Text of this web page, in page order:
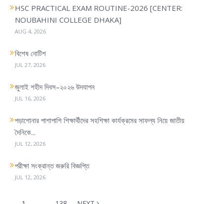
a
t
i
n
HSC PRACTICAL EXAM ROUTINE-2026 [CENTER:
NOUBAHINI COLLEGE DHAKA]
AUG 4, 2026
বিশেষ নোটিশ
JUL 27, 2026
জুলাই শহীদ দিবস–২০২৬ উদযাপন
JUL 16, 2026
পড়াশোনার পাশাপাশি শিক্ষার্থীদের সহশিক্ষা কার্যক্রমের সাফল্য নিয়ে জাতীয়
দৈনিকে...
JUL 12, 2026
পরীক্ষা সংক্রান্ত জরুরি বিজ্ঞপ্তি
JUL 12, 2026